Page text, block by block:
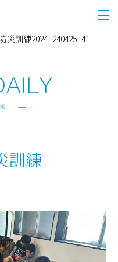
災訓練2024_240425_41
訓練